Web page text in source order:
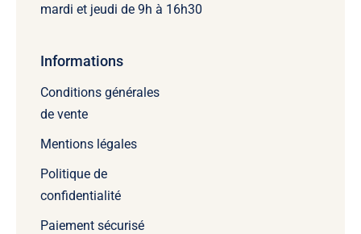
mardi et jeudi de 9h à 16h30
Informations
Conditions générales
de vente
Mentions légales
Politique de
confidentialité
Paiement sécurisé